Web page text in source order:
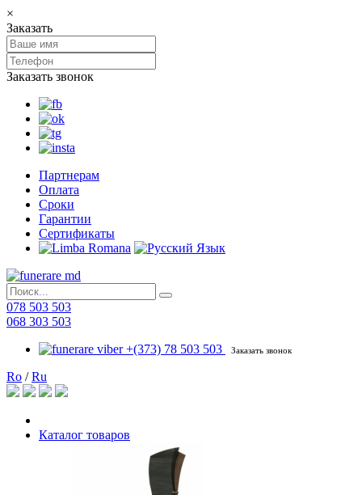
×
Заказать
Заказать звонок
Партнерам
Оплата
Сроки
Гарантии
Сертификаты
078 503 503
068 303 503
+(373) 78 503 503
Заказать звонок
Ro /Ru
Каталог товаров